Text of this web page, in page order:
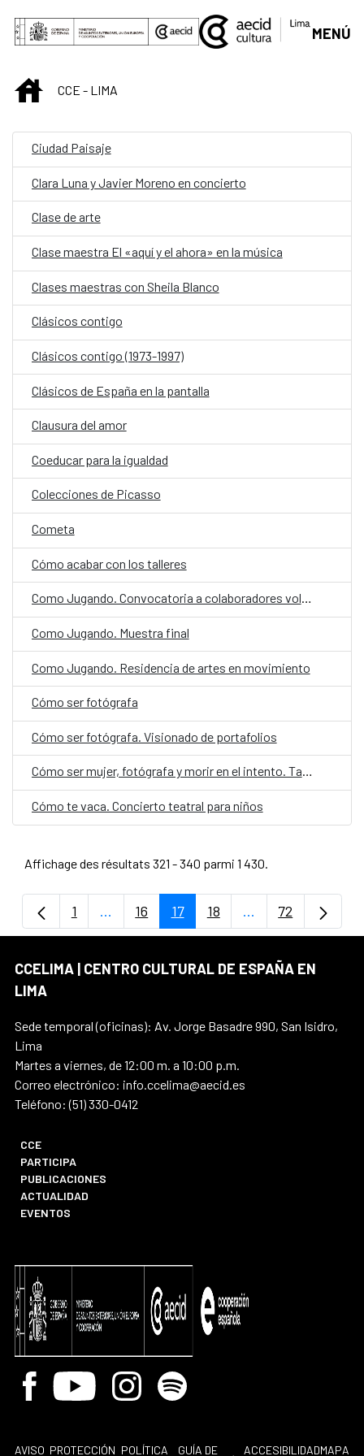
Saut au contenu principal
MENÚ
INICIOCCE - LIMA
Ciudad Paisaje
Clara Luna y Javier Moreno en concierto
Clase de arte
Clase maestra El «aquí y el ahora» en la música
Clases maestras con Sheila Blanco
Clásicos contigo
Clásicos contigo (1973-1997)
Clásicos de España en la pantalla
Clausura del amor
Coeducar para la igualdad
Colecciones de Picasso
Cometa
Cómo acabar con los talleres
Como Jugando. Convocatoria a colaboradores voluntarios
Como Jugando. Muestra final
Como Jugando. Residencia de artes en movimiento
Cómo ser fotógrafa
Cómo ser fotógrafa. Visionado de portafolios
Cómo ser mujer, fotógrafa y morir en el intento. Taller de fotografía
Cómo te vaca. Concierto teatral para niños
Affichage des résultats 321 - 340 parmi 1 430.
Page
1 ...Pages intermédiaires Utilisez TAB pour
Page
16 Page
17 Page
18 ...PagesPage
72
CCELIMA | CENTRO CULTURAL DE ESPAÑA EN
LIMA
Sede temporal (oficinas): Av. Jorge Basadre 990, San Isidro,
Lima
Martes a viernes, de 12:00 m. a 10:00 p.m.
Correo electrónico: info.ccelima@aecid.es
Teléfono: (51) 330-0412
CCE
PARTICIPA
PUBLICACIONES
ACTUALIDAD
EVENTOS
Facebook
Youtube InstagramSpotify
AVISO PROTECCIÓN POLÍTICA
GUÍA DE
ACCESIBILIDADMAPA